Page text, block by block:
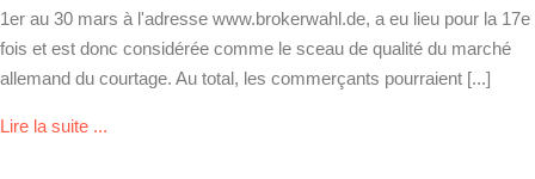
1er au 30 mars à l'adresse www.brokerwahl.de, a eu lieu pour la 17e
fois et est donc considérée comme le sceau de qualité du marché
allemand du courtage. Au total, les commerçants pourraient [...]
Lire la suite ...